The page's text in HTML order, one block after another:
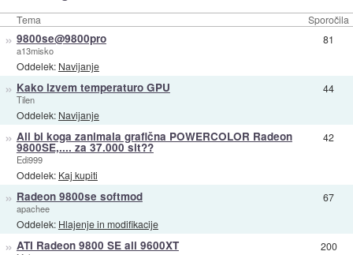
Tema Sporočila
» 9800se@9800pro
a13misko
Oddelek: Navijanje
81
» Kako izvem temperaturo GPU
Tilen
Oddelek: Navijanje
44
» Ali bi koga zanimala grafična POWERCOLOR Radeon
9800SE,.... za 37.000 sit??
Edi999
Oddelek: Kaj kupiti
42
» Radeon 9800se softmod
apachee
Oddelek: Hlajenje in modifikacije
67
» ATI Radeon 9800 SE ali 9600XT 200